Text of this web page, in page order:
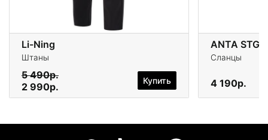
Li-Ning
Штаны
5 490р.
2 990р.
Купить
ANTA STG
Сланцы
4 190р.